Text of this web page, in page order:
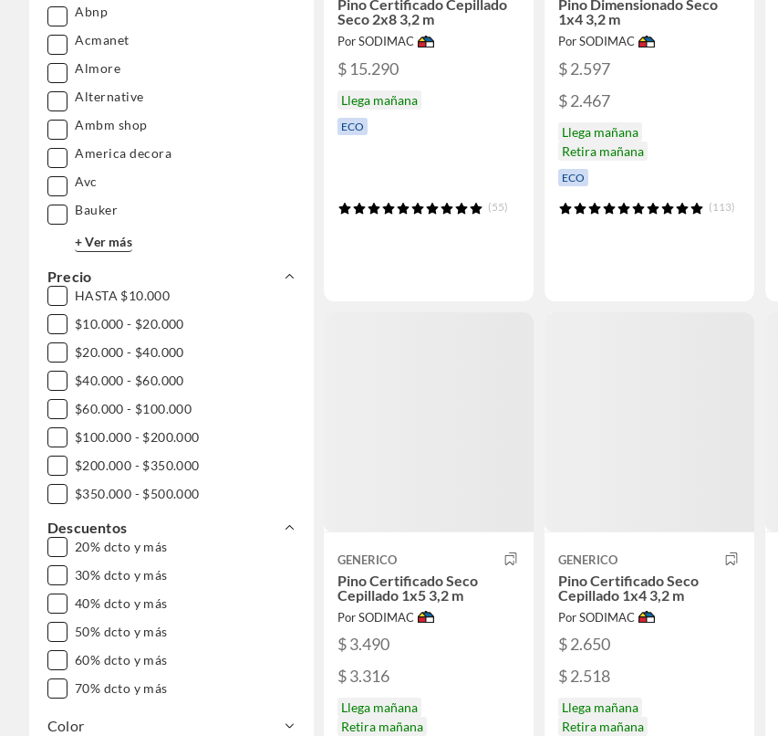
Abnp
Acmanet
Almore
Alternative
Ambm shop
America decora
Avc
Bauker
+ Ver más
Precio
HASTA $10.000
$10.000 - $20.000
$20.000 - $40.000
$40.000 - $60.000
$60.000 - $100.000
$100.000 - $200.000
$200.000 - $350.000
$350.000 - $500.000
$500.000 - $1.000.000
DESDE $1.000.000
Descuentos
20% dcto y más
30% dcto y más
40% dcto y más
50% dcto y más
60% dcto y más
70% dcto y más
Color
Pino Certificado Cepillado
Seco 2x8 3,2 m
Por SODIMAC
$ 15.290
Llega mañana
ECO
(55)
Pino Dimensionado Seco
1x4 3,2 m
Por SODIMAC
$ 2.597
$ 2.467
Llega mañana
Retira mañana
ECO
(113)
GENERICO
Pino Certificado Seco
Cepillado 1x5 3,2 m
Por SODIMAC
$ 3.490
$ 3.316
Llega mañana
Retira mañana
GENERICO
Pino Certificado Seco
Cepillado 1x4 3,2 m
Por SODIMAC
$ 2.650
$ 2.518
Llega mañana
Retira mañana